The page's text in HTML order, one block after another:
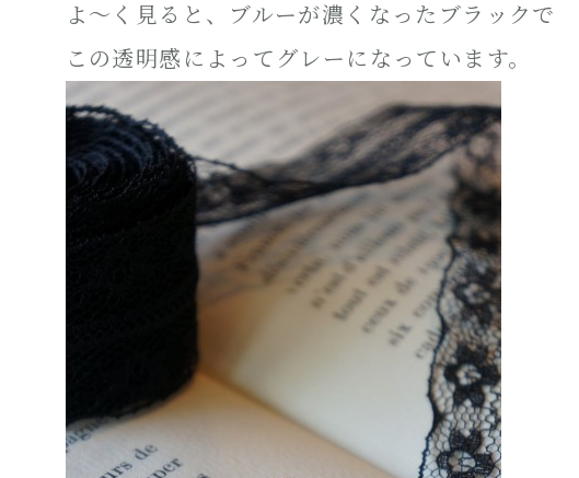
よ～く見ると、ブルーが濃くなったブラックで
この透明感によってグレーになっています。